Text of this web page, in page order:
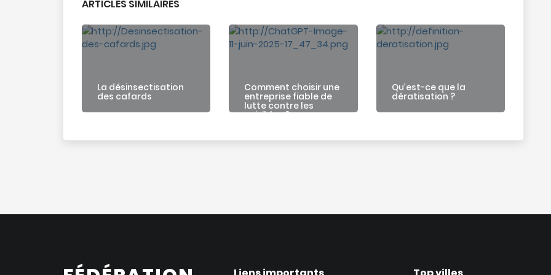
ARTICLES SIMILAIRES
La désinsectisation
des cafards
Comment choisir une
entreprise fiable de
lutte contre les
nuisibles ?
Qu’est-ce que la
dératisation ?